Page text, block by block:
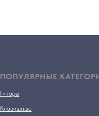
ПОПУЛЯРНЫЕ
Гитары
Клавишные